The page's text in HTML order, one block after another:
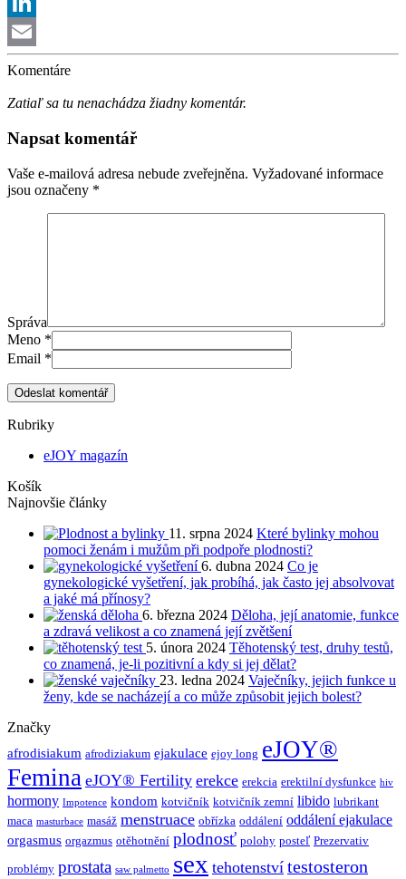
LinkedIn
Email
Komentáre
Zatiaľ sa tu nenachádza žiadny komentár.
Napsat komentář
Vaše e-mailová adresa nebude zveřejněna. Vyžadované informace
jsou označeny *
Správa
Meno *
Email *
Odeslat komentář
Rubriky
eJOY magazín
Košík
Najnovšie články
11. srpna 2024 Které bylinky mohou
pomoci ženám i mužům při podpoře plodnosti?
6. dubna 2024 Co je
gynekologické vyšetření, jak probíhá, jak často jej absolvovat
a jaké má přínosy?
6. března 2024 Děloha, její anatomie, funkce
a zdravá velikost a co znamená její zvětšení
5. února 2024 Těhotenský test, druhy testů,
co znamená, je-li pozitivní a kdy si jej dělat?
23. ledna 2024 Vaječníky, jejich funkce u
ženy, kde se nacházejí a co může způsobit jejich bolest?
Značky
afrodisiakum afrodiziakum ejakulace ejoy long eJOY®
Femina eJOY® Fertility erekce erekcia erektilní dysfunkce hiv
hormony Impotence kondom kotvičník kotvičník zemní libido lubrikant
maca masturbace masáž menstruace obřízka oddálení oddálení ejakulace
orgasmus orgazmus otěhotnění plodnosť polohy posteľ Prezervativ
problémy prostata saw palmetto sex tehotenství testosteron